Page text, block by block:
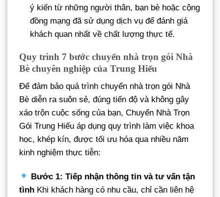
ý kiến từ những người thân, bạn bè hoặc cộng
đồng mạng đã sử dụng dịch vụ để đánh giá
khách quan nhất về chất lượng thực tế.
Quy trình 7 bước chuyển nhà trọn gói Nhà
Bè chuyên nghiệp của Trung Hiếu
Để đảm bảo quá trình chuyển nhà trọn gói Nhà
Bè diễn ra suôn sẻ, đúng tiến độ và không gây
xáo trộn cuộc sống của bạn, Chuyển Nhà Trọn
Gói Trung Hiếu áp dụng quy trình làm việc khoa
học, khép kín, được tối ưu hóa qua nhiều năm
kinh nghiệm thực tiễn:
Bước 1: Tiếp nhận thông tin và tư vấn tận
tình Khi khách hàng có nhu cầu, chỉ cần liên hệ